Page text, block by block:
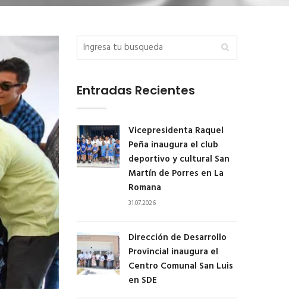
Entradas Recientes
Vicepresidenta Raquel
Peña inaugura el club
deportivo y cultural San
Martín de Porres en La
Romana
31.07.2026
Dirección de Desarrollo
Provincial inaugura el
Centro Comunal San Luis
en SDE